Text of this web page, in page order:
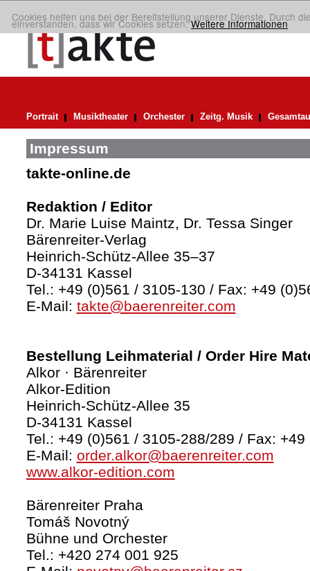
Cookies helfen uns bei der Bereitstellung unserer Dienste. Durch
einverstanden, dass wir Cookies setzen.Weitere Informationen
Portrait Musiktheater Orchester Zeitg. Musik
Impressum
takte-online.de
Redaktion / Editor
Dr. Marie Luise Maintz, Dr. Tessa Singer
Bärenreiter-Verlag
Heinrich-Schütz-Allee 35–37
D-34131 Kassel
Tel.: +49 (0)561 / 3105-130 / Fax: +49
E-Mail: takte@baerenreiter.com
Bestellung Leihmaterial / Order Hire
Alkor · Bärenreiter
Alkor-Edition
Heinrich-Schütz-Allee 35
D-34131 Kassel
Tel.: +49 (0)561 / 3105-288/289 / Fax:
E-Mail: order.alkor@baerenreiter.com
www.alkor-edition.com
Bärenreiter Praha
Tomáš Novotný
Bühne und Orchester
Tel.: +420 274 001 925